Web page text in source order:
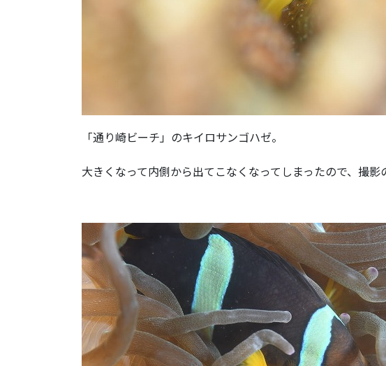
「通り崎ビーチ」のキイロサンゴハゼ。
大きくなって内側から出てこなくなってしまったので、撮影